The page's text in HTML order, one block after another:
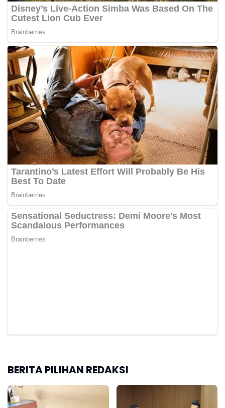
BERITA PILIHAN REDAKSI